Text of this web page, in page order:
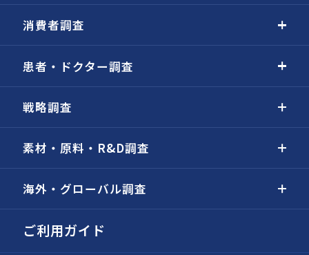
消費者調査
患者・ドクター調査
戦略調査
素材・原料・R&D調査
海外・グローバル調査
ご利用ガイド